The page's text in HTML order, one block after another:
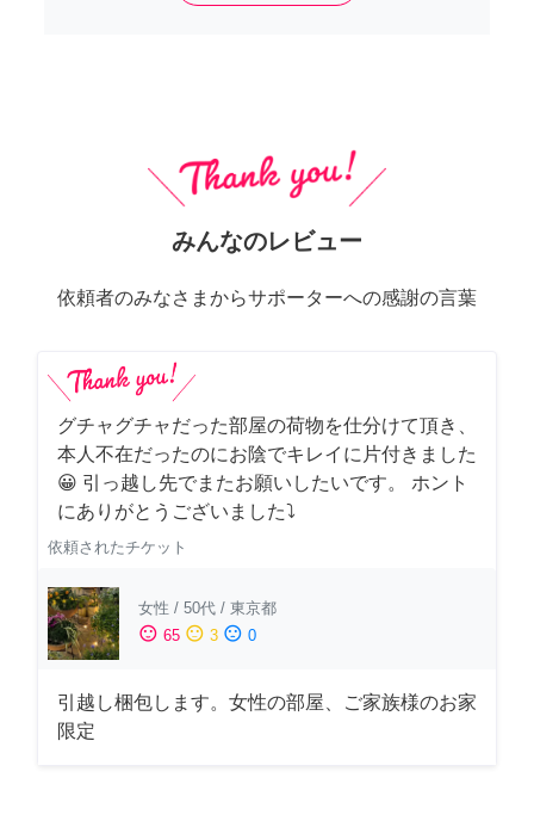
みんなのレビュー
依頼者のみなさまからサポーターへの感謝の言葉
グチャグチャだった部屋の荷物を仕分けて頂き、
本人不在だったのにお陰でキレイに片付きました
😀 引っ越し先でまたお願いしたいです。 ホント
にありがとうございました⤵
依頼されたチケット
女性 / 50代 / 東京都
sentiment_satisfied 65 sentiment_neutral 3 sentiment_dissatisfied 0
引越し梱包します。女性の部屋、ご家族様のお家
限定